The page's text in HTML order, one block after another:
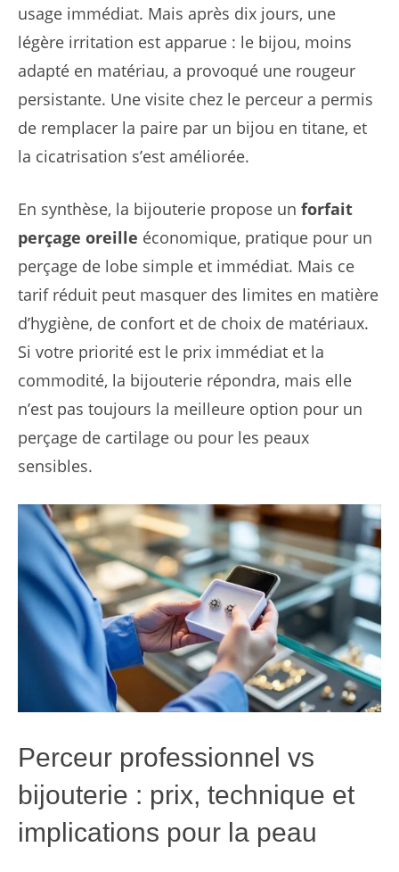
usage immédiat. Mais après dix jours, une
légère irritation est apparue : le bijou, moins
adapté en matériau, a provoqué une rougeur
persistante. Une visite chez le perceur a permis
de remplacer la paire par un bijou en titane, et
la cicatrisation s’est améliorée.
En synthèse, la bijouterie propose un forfait
perçage oreille économique, pratique pour un
perçage de lobe simple et immédiat. Mais ce
tarif réduit peut masquer des limites en matière
d’hygiène, de confort et de choix de matériaux.
Si votre priorité est le prix immédiat et la
commodité, la bijouterie répondra, mais elle
n’est pas toujours la meilleure option pour un
perçage de cartilage ou pour les peaux
sensibles.
Perceur professionnel vs
bijouterie : prix, technique et
implications pour la peau